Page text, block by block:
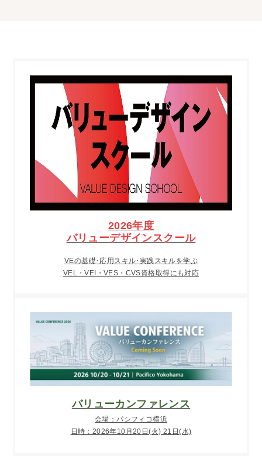
2026年度
バリューデザインスクール
VEの基礎･応用スキル･実践スキルを学ぶ
VEL・VEI・VES・CVS資格取得にも対応
バリューカンファレンス
会場：パシフィコ横浜
日時：2026年10月20日(火) 21日(水)